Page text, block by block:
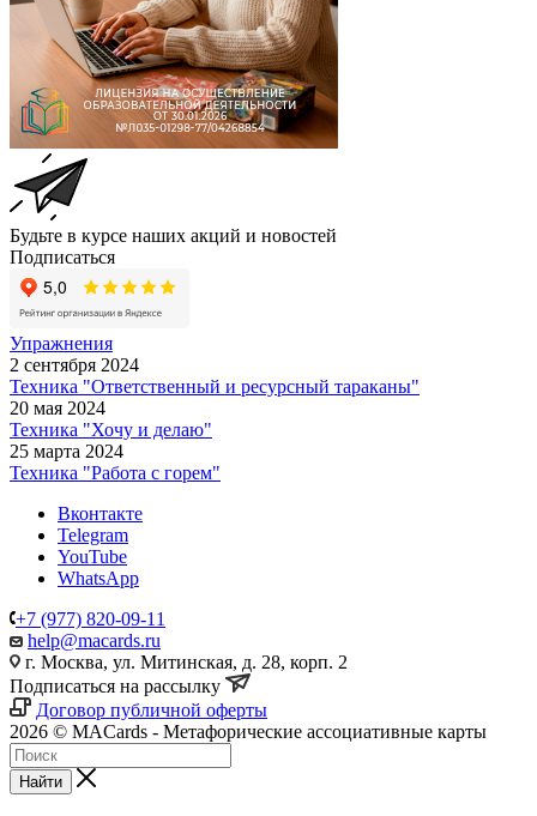
Будьте в курсе наших акций и новостей
Подписаться
Упражнения
2 сентября 2024
Техника "Ответственный и ресурсный тараканы"
20 мая 2024
Техника "Хочу и делаю"
25 марта 2024
Техника "Работа с горем"
Вконтакте
Telegram
YouTube
WhatsApp
+7 (977) 820-09-11
help@macards.ru
г. Москва, ул. Митинская, д. 28, корп. 2
Подписаться на рассылку
Договор публичной оферты
2026 © MACards - Метафорические ассоциативные карты
Найти